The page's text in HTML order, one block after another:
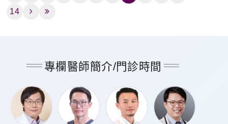
14
專欄醫師簡介/門診時間